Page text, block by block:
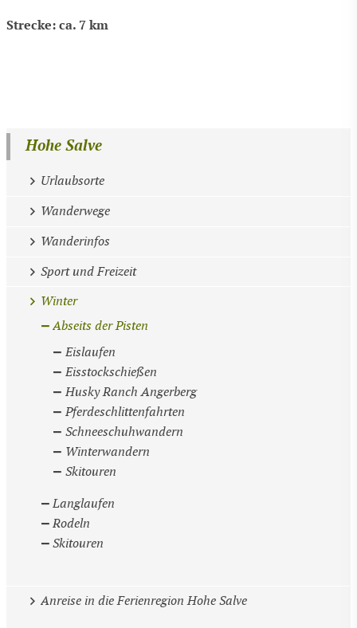
Strecke: ca. 7 km
Hohe Salve
Urlaubsorte
Wanderwege
Wanderinfos
Sport und Freizeit
Winter
Abseits der Pisten
Eislaufen
Eisstockschießen
Husky Ranch Angerberg
Pferdeschlittenfahrten
Schneeschuhwandern
Winterwandern
Skitouren
Langlaufen
Rodeln
Skitouren
Anreise in die Ferienregion Hohe Salve